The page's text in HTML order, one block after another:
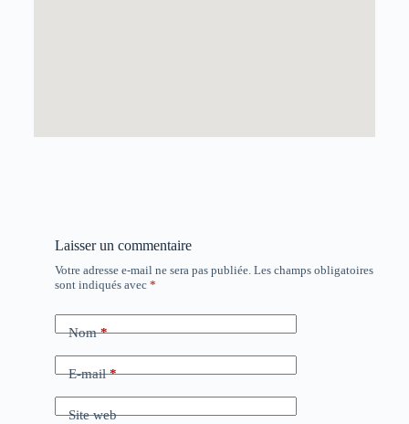
Laisser un commentaire
Votre adresse e-mail ne sera pas publiée. Les champs obligatoires
sont indiqués avec *
Nom*
E-mail*
Site web